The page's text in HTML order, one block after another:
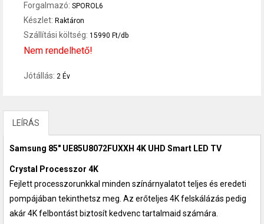
Forgalmazó: SPOROL6
Készlet: Raktáron
Szállítási költség: 15990 Ft/db
Nem rendelhető!
Jótállás: 2 Év
LEÍRÁS
Samsung 85" UE85U8072FUXXH 4K UHD Smart LED TV
Crystal Processzor 4K
Fejlett processzorunkkal minden színárnyalatot teljes és eredeti
pompájában tekinthetsz meg. Az erőteljes 4K felskálázás pedig
akár 4K felbontást biztosít kedvenc tartalmaid számára.